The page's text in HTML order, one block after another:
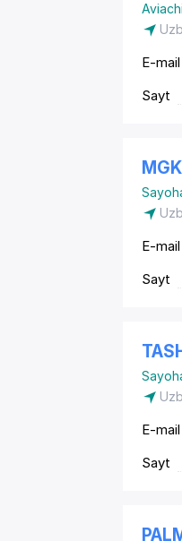
E-mail
Sayt
E-mail
Sayt
E-mail
Sayt